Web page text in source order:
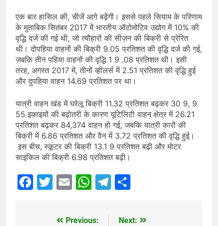
एक बार हासिल की, चीजें आगे बढ़ेंगी। इससे पहले सियाम के परिणाम
के मुताबिक सितंबर 2017 में भारतीय ऑटोमोटिव उद्योग में 10% की
वृद्धि दर्ज की गई थी, जो त्यौहारों की सीज़न की बिक्री से प्रेरित
थी। दोपहिया वाहनों की बिक्री 9.05 प्रतिशत की वृद्धि दर्ज की गई,
जबकि तीन पहिया वाहनों की वृद्धि 1 9 .08 प्रतिशत थी। इसी
तरह, अगस्त 2017 में, तीनों व्हीलर्स में 2.51 प्रतिशत की वृद्धि हुई
और दुपहिया वाहन 14.69 प्रतिशत पर था।
यात्री वाहन खंड में घरेलू बिक्री 11.32 प्रतिशत बढ़कर 30 9, 9
55 इकाइयों की बढ़ोतरी के कारण यूटिलिटी वाहन क्षेत्र में 26.21
प्रतिशत बढ़कर 84,374 वाहन हो गई, जबकि यात्री कारों की
बिक्री में 6.86 प्रतिशत और वैन में 3.72 प्रतिशत की वृद्धि हुई।
इस बीच, स्कूटर की बिक्री 13.1 9 प्रतिशत बढ़ी और मोटर
साइकिल की बिक्री 6.98 प्रतिशत बढ़ी।
Facebook
Twitter
EmailWhatsApp
Telegram
Previous:
Next: